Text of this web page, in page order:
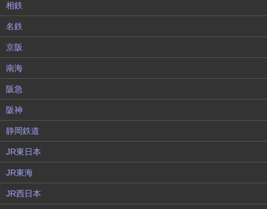
相鉄
名鉄
京阪
南海
阪急
阪神
静岡鉄道
JR東日本
JR東海
JR西日本